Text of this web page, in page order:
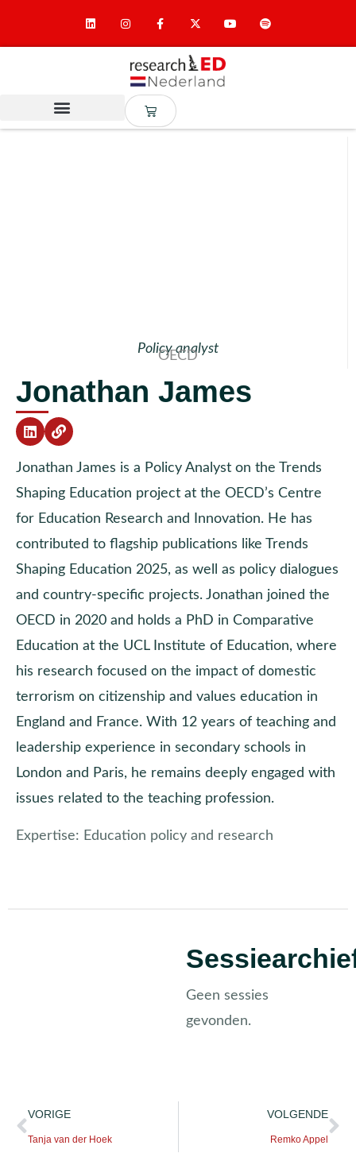
Policy analyst
OECD
Jonathan James
Jonathan James is a Policy Analyst on the Trends
Shaping Education project at the OECD’s Centre
for Education Research and Innovation. He has
contributed to flagship publications like Trends
Shaping Education 2025, as well as policy dialogues
and country-specific projects. Jonathan joined the
OECD in 2020 and holds a PhD in Comparative
Education at the UCL Institute of Education, where
his research focused on the impact of domestic
terrorism on citizenship and values education in
England and France. With 12 years of teaching and
leadership experience in secondary schools in
London and Paris, he remains deeply engaged with
issues related to the teaching profession.
Expertise: Education policy and research
Geen sessies
gevonden.
VORIGE
Tanja van der Hoek
VOLGENDE
Remko Appel